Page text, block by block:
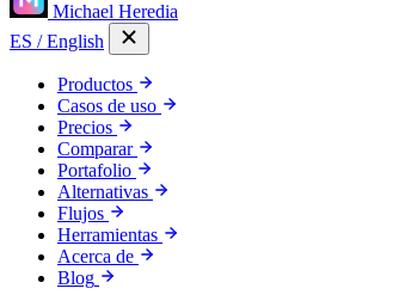
Michael Heredia
ES / English
Productos
Casos de uso
Precios
Comparar
Portafolio
Alternativas
Flujos
Herramientas
Acerca de
Blog